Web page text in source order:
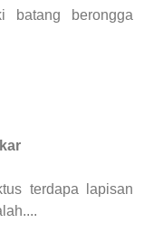
batang berongga
terdapa lapisan